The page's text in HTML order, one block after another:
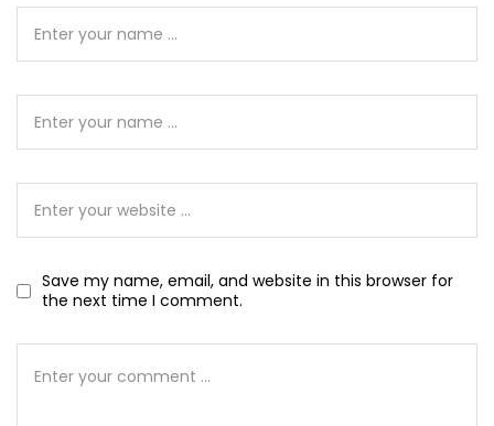
Save my name, email, and website in this browser for
the next time I comment.